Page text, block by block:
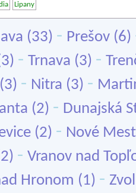
Lipany
(33) - Prešov (6)
- Trnava (3) -
(3) - Nitra (3) -
(2) - Dunajská
(2) - Nové
- Vranov nad
Hronom (1) -